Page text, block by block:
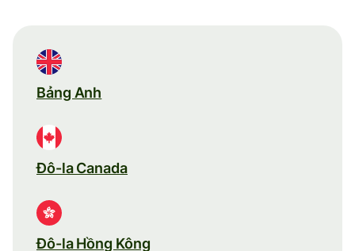
Bảng Anh
Đô-la Canada
Đô-la Hồng Kông